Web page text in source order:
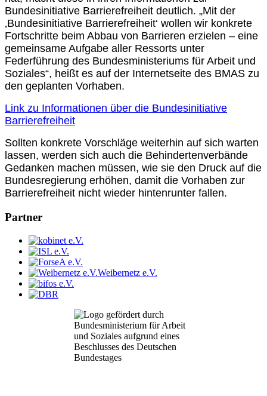
Bundesinitiative Barrierefreiheit deutlich. „Mit der
‚Bundesinitiative Barrierefreiheit‘ wollen wir konkrete
Fortschritte beim Abbau von Barrieren erzielen – eine
gemeinsame Aufgabe aller Ressorts unter
Federführung des Bundesministeriums für Arbeit und
Soziales“, heißt es auf der Internetseite des BMAS zu
den geplanten Vorhaben.
Link zu Informationen über die Bundesinitiative
Barrierefreiheit
Sollten konkrete Vorschläge weiterhin auf sich warten
lassen, werden sich auch die Behindertenverbände
Gedanken machen müssen, wie sie den Druck auf die
Bundesregierung erhöhen, damit die Vorhaben zur
Barrierefreiheit nicht wieder hintenrunter fallen.
Partner
Weibernetz e.V.